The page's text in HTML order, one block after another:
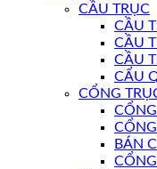
CẦU TRỤC
CẦU
CẦU
CẦU
CẨU
CỔNG
BÁN